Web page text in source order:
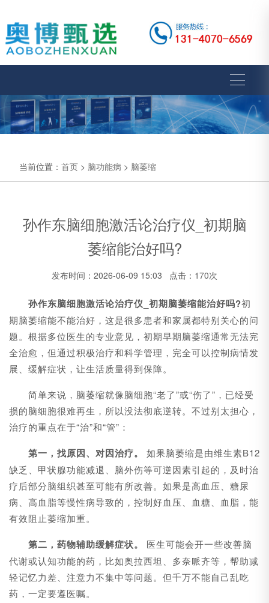
当前位置： 首页 > 脑功能病 > 脑萎缩
孙作东脑细胞激活论治疗仪_初期脑
萎缩能治好吗?
发布时间：2026-06-09 15:03 点击：170次
孙作东脑细胞激活论治疗仪_初期脑萎缩能治好吗?初
期脑萎缩能不能治好，这是很多患者和家属都特别关心的问
题。根据多位医生的专业意见，初期早期脑萎缩通常无法完
全治愈，但通过积极治疗和科学管理，完全可以控制病情发
展、缓解症状，让生活质量得到保障。
简单来说，脑萎缩就像脑细胞“老了”或“伤了”，已经受
损的脑细胞很难再生，所以没法彻底逆转。不过别太担心，
治疗的重点在于“治”和“管”：
第一，找原因、对因治疗。
如果脑萎缩是由维生素B12
缺乏、甲状腺功能减退、脑外伤等可逆因素引起的，及时治
疗后部分脑组织甚至可能有所改善。如果是高血压、糖尿
病、高血脂等慢性病导致的，控制好血压、血糖、血脂，能
有效阻止萎缩加重。
第二，药物辅助缓解症状。
医生可能会开一些改善脑
代谢或认知功能的药，比如奥拉西坦、多奈哌齐等，帮助减
轻记忆力差、注意力不集中等问题。但千万不能自己乱吃
药，一定要遵医嘱。